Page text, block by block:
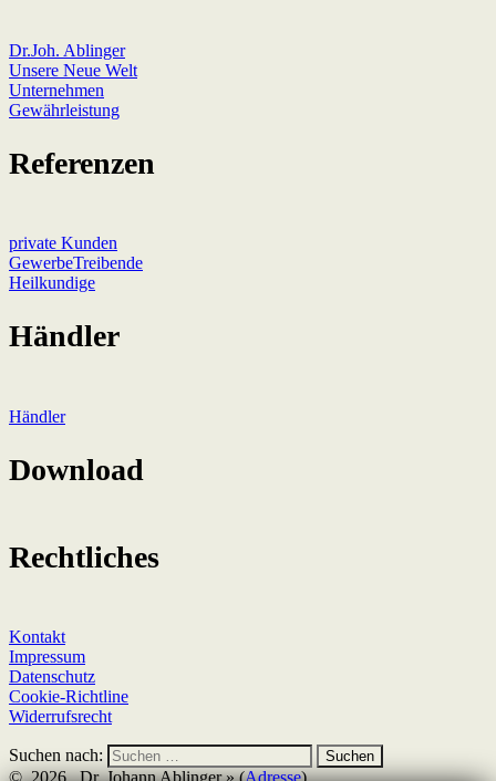
Dr.Joh. Ablinger
Unsere Neue Welt
Unternehmen
Gewährleistung
Referenzen
private Kunden
GewerbeTreibende
Heilkundige
Händler
Händler
Download
Rechtliches
Kontakt
Impressum
Datenschutz
Cookie-Richtline
Widerrufsrecht
Suchen nach: